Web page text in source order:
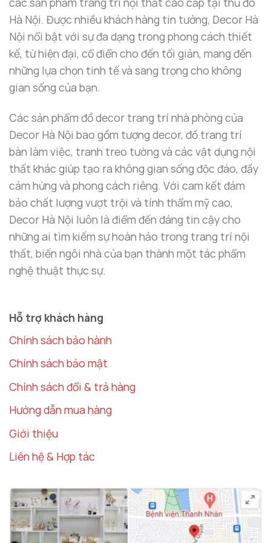
tăng cường sự thịnh vượng mà còn đảm bảo tượng
phát huy tối đa công dụng phong thủy của nó. Dưới
đây là một số cách đặt linh vật phong thủyđể tối
ưu hóa tác dụng của tượng đầu ngựa trong không
gian của bạn:
Đặt Tượng Đầu Ngựa Hướng Về Cửa Chính
Để tượng đầu ngựa có thể thu hút tài lộc và may
mắn từ bên ngoài, bạn nên đặt tượng ở gần cửa
chính hoặc hướng ra cửa. Đây là vị trí lý tưởng giúp
ngựa tiếp nhận năng lượng tích cực từ không gian
bên ngoài, đồng thời đón nhận những cơ hội mới.
Tượng đầu ngựa được nhiều khách hàng yêu thích
và lựa chọn
Hà Nội. Được nhiều khách hàng tin tưởng, Decor Hà
Nội nổi bật với sự đa dạng trong phong cách thiết
kế, từ hiện đại, cổ điển cho đến tối giản, mang đến
những lựa chọn tinh tế và sang trọng cho không
gian sống của bạn.
Các sản phẩm đồ decor trang trí nhà phòng của
Decor Hà Nội bao gồm tượng decor, đồ trang trí
bàn làm việc, tranh treo tường và các vật dụng nội
thất khác giúp tạo ra không gian sống độc đáo, đầy
cảm hứng và phong cách riêng. Với cam kết đảm
bảo chất lượng vượt trội và tính thẩm mỹ cao,
Decor Hà Nội luôn là điểm đến đáng tin cậy cho
những ai tìm kiếm sự hoàn hảo trong trang trí nội
thất, biến ngôi nhà của bạn thành một tác phẩm
nghệ thuật thực sự.
Hỗ trợ khách hàng
Chính sách bảo hành
Chính sách bảo mật
Chính sách đổi & trả hàng
Hướng dẫn mua hàng
Giới thiệu
Liên hệ & Hợp tác